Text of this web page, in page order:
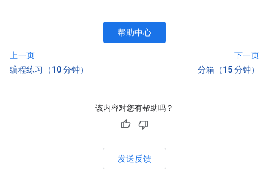
帮助中心
上一页
编程练习（10 分钟）
下一页
分箱（15 分钟）
该内容对您有帮助吗？
发送反馈